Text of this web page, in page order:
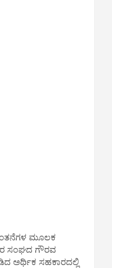
ಮೂಲಕ
ಸಂಘದ ಗೌರವ
ಅರ್ಥಿಕ ಸಹಕಾರದಲ್ಲಿ